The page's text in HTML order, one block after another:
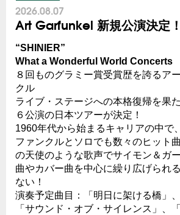
2026.08.07
Art Garfunkel 新規公演決定！
“SHINIER”
What a Wonderful World Concerts
８回ものグラミー賞受賞歴を誇るア
クル
ライブ・ステージへの本格復帰を果
６公演の日本ツアーが決定！
1960年代から始まるキャリアの中で
ファンクルとソロでも数々のヒット
の天使のような歌声でサイモン＆ガ
曲やカバー曲を中心に繰り広げられ
ない！
演奏予定曲目：「明日に架ける橋」
「サウンド・オブ・サイレンス」、